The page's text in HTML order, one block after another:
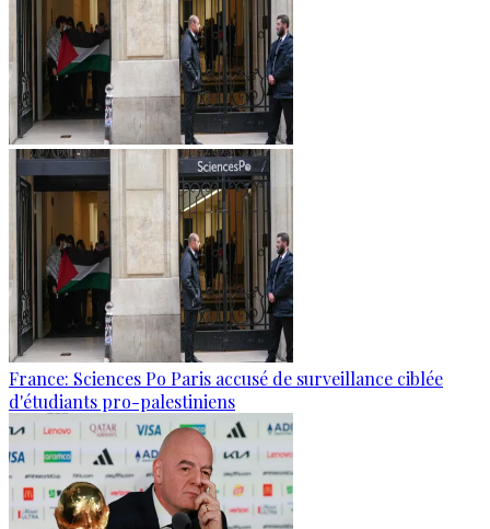
France: Sciences Po Paris accusé de surveillance ciblée
d'étudiants pro-palestiniens